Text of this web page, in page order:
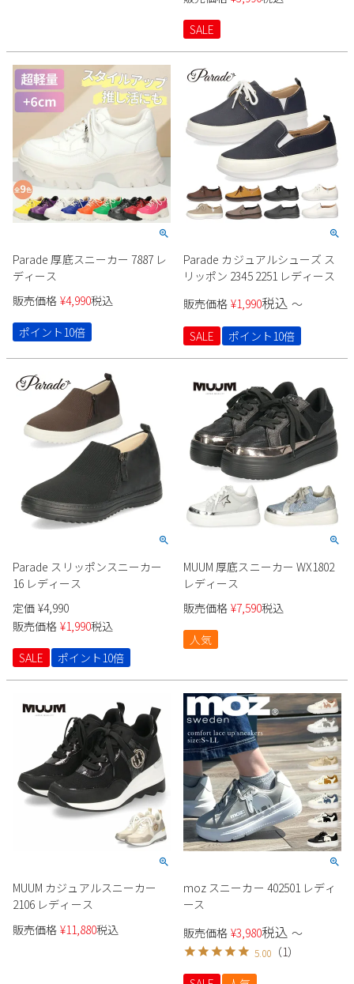
SALE
Parade 厚底スニーカー 7887 レ
ディース
販売価格 ¥4,990税込
ポイント10倍
Parade カジュアルシューズ ス
リッポン 2345 2251 レディース
販売価格 ¥1,990税込 〜
SALE ポイント10倍
Parade スリッポンスニーカー
16 レディース
定価 ¥4,990
販売価格 ¥1,990税込
SALE
ポイント10倍
MUUM 厚底スニーカー WX1802
レディース
販売価格 ¥7,590税込
人気
MUUM カジュアルスニーカー
2106 レディース
販売価格 ¥11,880税込
moz スニーカー 402501 レディ
ース
販売価格 ¥3,980税込 〜
5.00 （1）